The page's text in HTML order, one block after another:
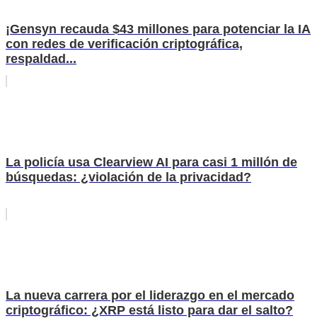
¡Gensyn recauda $43 millones para potenciar la IA
con redes de verificación criptográfica,
respaldad...
La policía usa Clearview AI para casi 1 millón de
búsquedas: ¿violación de la privacidad?
La nueva carrera por el liderazgo en el mercado
criptográfico: ¿XRP está listo para dar el salto?